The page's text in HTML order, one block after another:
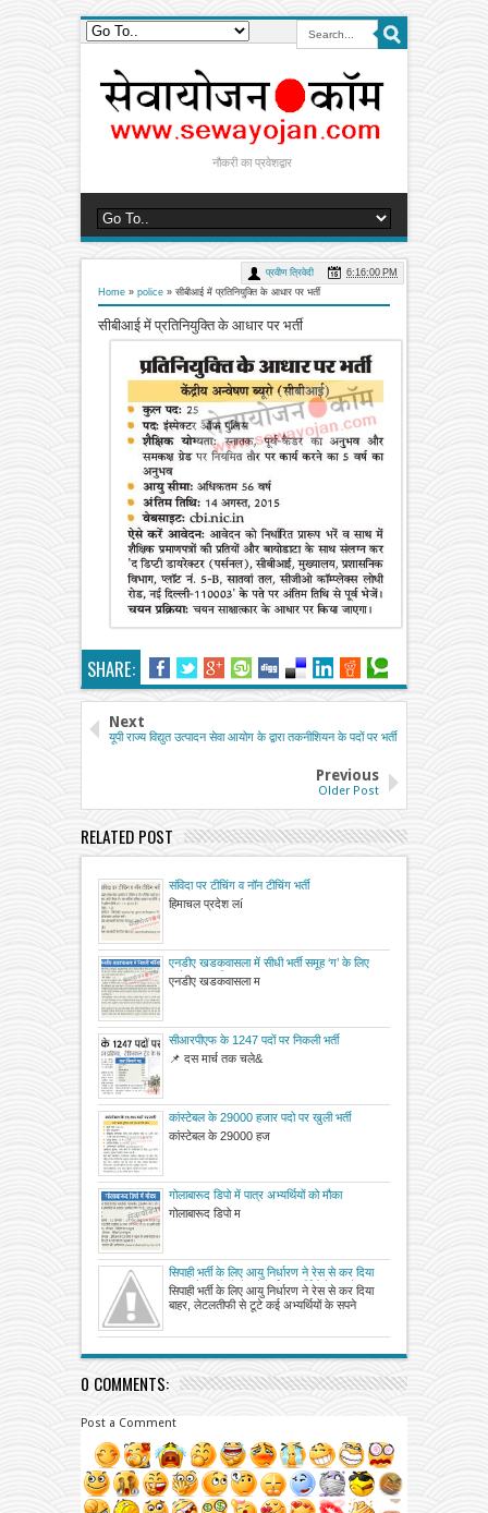
नौकरी का प्रवेशद्वार
Home » police » सीबीआई में प्रतिनियुक्ति के आधार पर भर्ती
सीबीआई में प्रतिनियुक्ति के आधार पर भर्ती
प्रवीण त्रिवेदी 6:16:00 PM
SHARE:
Next
यूपी राज्य विद्युत उत्पादन सेवा आयोग के द्वारा तकनीशियन के पदों पर भर्ती
Previous
Older Post
RELATED POST
संविदा पर टीचिंग व नॉन टीचिंग भर्ती
हिमाचल प्रदेश लí
एनडीए खडकवासला में सीधी भर्ती समूह ‘ग’ के लिए
आवेदन आमंत्रित
एनडीए खडकवासला म
सीआरपीएफ के 1247 पदों पर निकली भर्ती
📌 दस मार्च तक चले&
कांस्टेबल के 29000 हजार पदो पर खुली भर्ती
कांस्टेबल के 29000 हज
गोलाबारूद डिपो में पात्र अभ्यर्थियों को मौका
गोलाबारूद डिपो म
सिपाही भर्ती के लिए आयु निर्धारण ने रेस से कर दिया
बाहर, लेटलतीफी से टूटे कई अभ्यर्थियों के सपने
सिपाही भर्ती के लिए आयु निर्धारण ने रेस से कर दिया
बाहर, लेटलतीफी से टूटे कई अभ्यर्थियों के सपने
0 COMMENTS:
Post a Comment